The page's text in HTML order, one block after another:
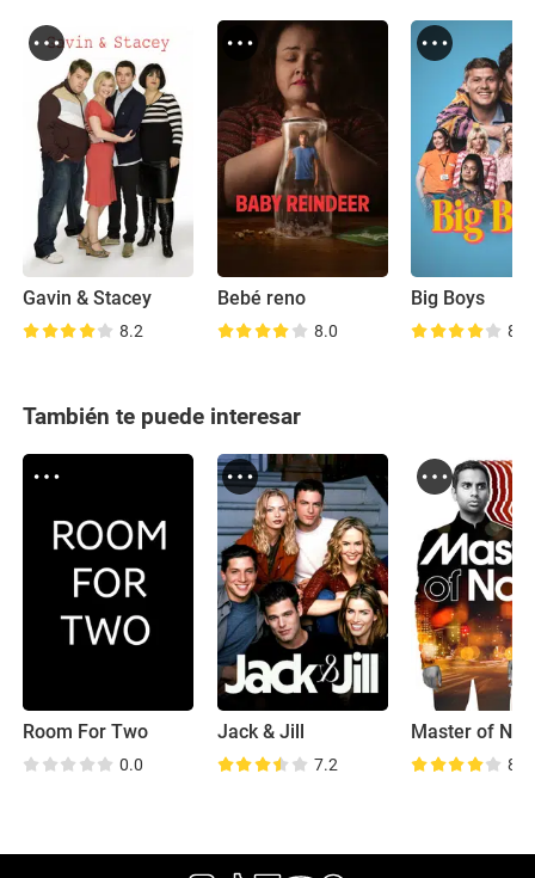
Gavin & Stacey
8.2
Bebé reno
8.0
Big Boys
8.4
También te puede interesar
Room For Two
0.0
Jack & Jill
7.2
Master of
8.4